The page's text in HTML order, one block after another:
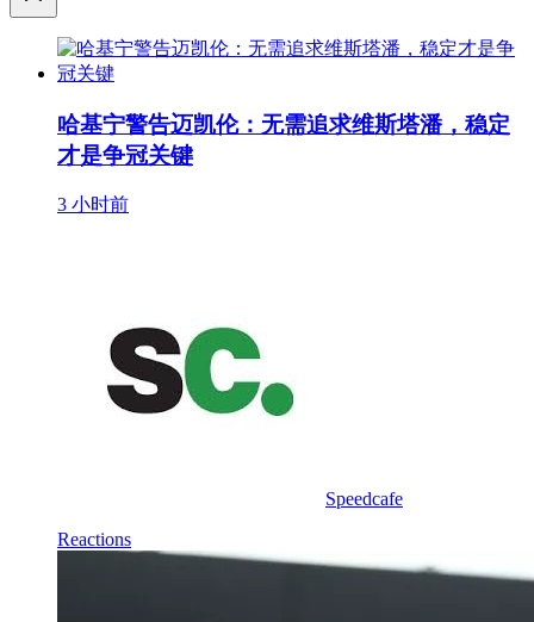
哈基宁警告迈凯伦：无需追求维斯塔潘，稳定
才是争冠关键
3 小时前
Speedcafe
Reactions